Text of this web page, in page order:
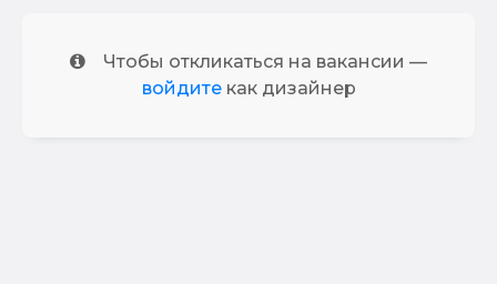
Чтобы откликаться на вакансии —
войдитекак дизайнер